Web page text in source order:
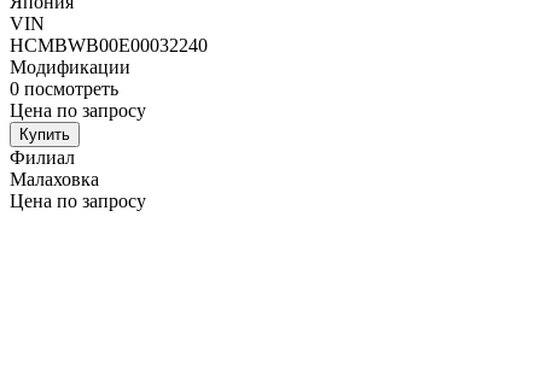
VIN
HCMBWB00E00032240
Модификации
0 посмотреть
Цена по запросу
Купить
Филиал
Малаховка
Цена по запросу